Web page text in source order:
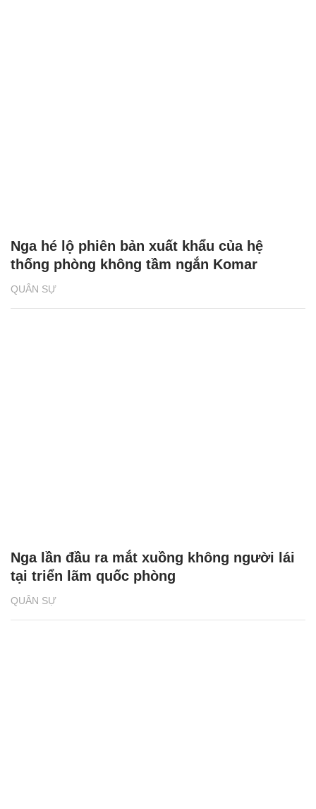
QUÂN SỰ
Nga hé lộ phiên bản xuất khẩu của hệ
thống phòng không tầm ngắn Komar
QUÂN SỰ
Nga lần đầu ra mắt xuồng không người lái
tại triển lãm quốc phòng